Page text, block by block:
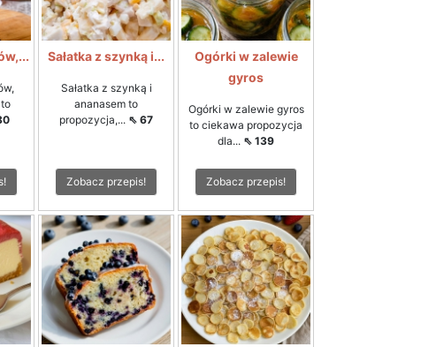
Sałatka z szynką i...
Sałatka z szynką i
ananasem to
propozycja,... ⇖ 67
Zobacz przepis!
Ogórki w zalewie
gyros
Ogórki w zalewie gyros
to ciekawa propozycja
dla... ⇖ 139
Zobacz przepis!